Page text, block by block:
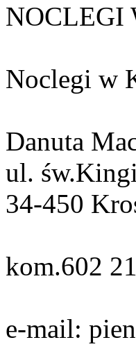
NOCLEGI
Noclegi w
Danuta
ul.
34-450
kom.602
e-mail: